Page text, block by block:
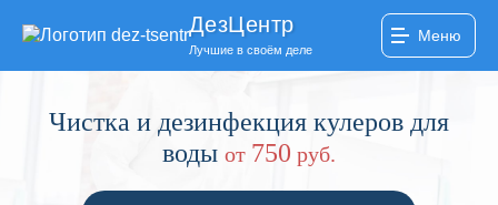
ДезЦентр
Лучшие в своём деле
Меню
Чистка и дезинфекция кулеров для
воды от 750 руб.